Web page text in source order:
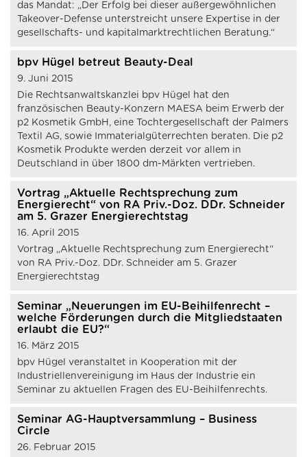
das Mandat: „Der Erfolg bei dieser außergewöhnlichen
Takeover-Defense unterstreicht unsere Expertise in der
gesellschafts- und kapitalmarktrechtlichen Beratung.“
bpv Hügel betreut Beauty-Deal
9. Juni 2015
Die Rechtsanwaltskanzlei bpv Hügel hat den
französischen Beauty-Konzern MAESA beim Erwerb der
p2 Kosmetik GmbH, eine Tochtergesellschaft der Palmers
Textil AG, sowie Immaterialgüterrechten beraten. Die p2
Kosmetik Produkte werden derzeit vor allem in
Deutschland in über 1800 dm-Märkten vertrieben.
Vortrag „Aktuelle Rechtsprechung zum
Energierecht“ von RA Priv.-Doz. DDr. Schneider
am 5. Grazer Energierechtstag
16. April 2015
Vortrag „Aktuelle Rechtsprechung zum Energierecht“
von RA Priv.-Doz. DDr. Schneider am 5. Grazer
Energierechtstag
Seminar „Neuerungen im EU-Beihilfenrecht –
welche Förderungen durch die Mitgliedstaaten
erlaubt die EU?“
16. März 2015
bpv Hügel veranstaltet in Kooperation mit der
Industriellenvereinigung im Haus der Industrie ein
Seminar zu aktuellen Fragen des EU-Beihilfenrechts.
Seminar AG-Hauptversammlung – Business
Circle
26. Februar 2015